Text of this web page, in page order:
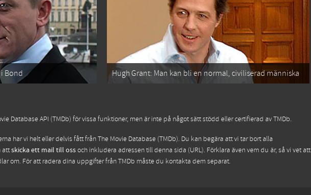
Bond Hugh Grant: Man kan bli en normal, civiliserad människa
Database API (TMDb) för vissa funktioner, men är inte på något sätt stödd eller certifierad av TMDb.
har vi helt eller delvis fått frånThe Movie Database (TMDb). Du kan begära att vi tar bort alla
attskicka ett mail till ossoch inkludera adressen till denna sida (URL). Förklara även vem du är, så vi vet att
om. För att radera dina uppgifter från TMDb måste du kontakta dem separat.